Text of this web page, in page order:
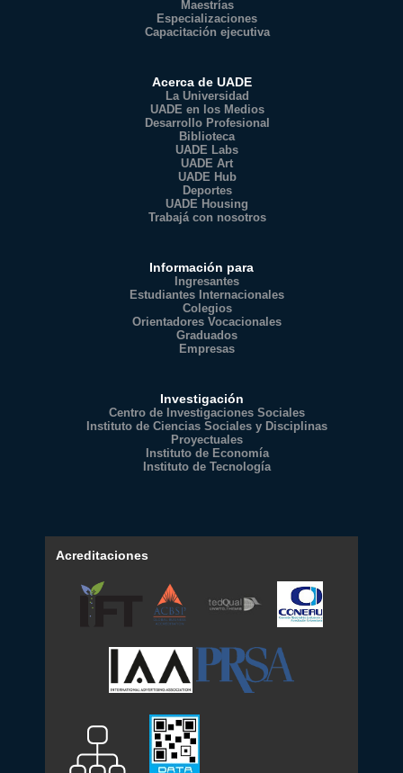
Maestrías
Especializaciones
Capacitación ejecutiva
Acerca de UADE
La Universidad
UADE en los Medios
Desarrollo Profesional
Biblioteca
UADE Labs
UADE Art
UADE Hub
Deportes
UADE Housing
Trabajá con nosotros
Información para
Ingresantes
Estudiantes Internacionales
Colegios
Orientadores Vocacionales
Graduados
Empresas
Investigación
Centro de Investigaciones Sociales
Instituto de Ciencias Sociales y Disciplinas
Proyectuales
Instituto de Economía
Instituto de Tecnología
Acreditaciones